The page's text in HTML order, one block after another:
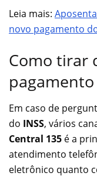
Leia mais:
novo pagamento
Como tirar
Em caso de
do INSS, vários
Central 135 é a
atendimento
eletrônico quanto